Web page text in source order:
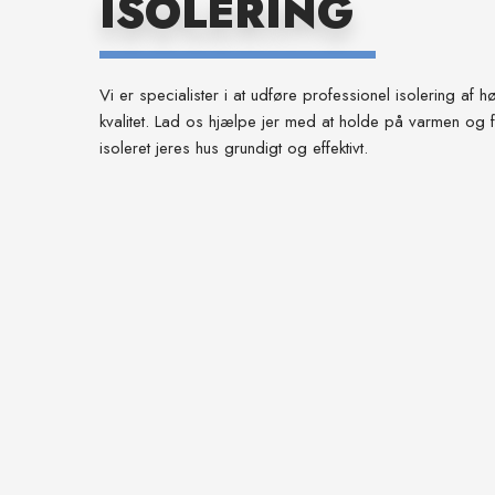
Vi er specialister i at udføre professionel isolering af
kvalitet. Lad os hjælpe jer med at holde på varmen og
isoleret jeres hus grundigt og effektivt.